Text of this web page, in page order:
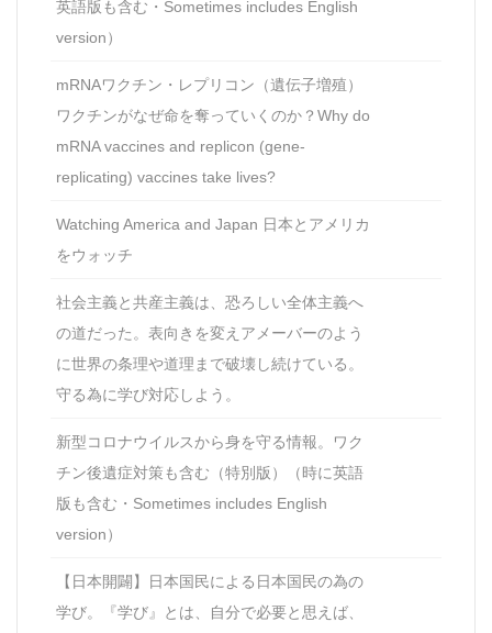
英語版も含む・Sometimes includes English
version）
mRNAワクチン・レプリコン（遺伝子増殖）
ワクチンがなぜ命を奪っていくのか？Why do
mRNA vaccines and replicon (gene-
replicating) vaccines take lives?
Watching America and Japan 日本とアメリカ
をウォッチ
社会主義と共産主義は、恐ろしい全体主義へ
の道だった。表向きを変えアメーバーのよう
に世界の条理や道理まで破壊し続けている。
守る為に学び対応しよう。
新型コロナウイルスから身を守る情報。ワク
チン後遺症対策も含む（特別版）（時に英語
版も含む・Sometimes includes English
version）
【日本開闢】日本国民による日本国民の為の
学び。『学び』とは、自分で必要と思えば、